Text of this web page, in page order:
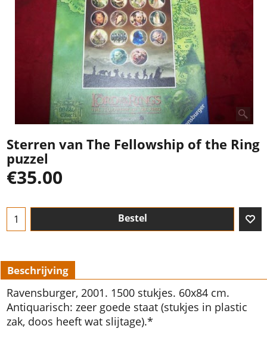
Sterren van The Fellowship of the Ring
puzzel
€35.00
Bestel
Beschrijving
Ravensburger, 2001. 1500 stukjes. 60x84 cm.
Antiquarisch: zeer goede staat (stukjes in plastic
zak, doos heeft wat slijtage).*